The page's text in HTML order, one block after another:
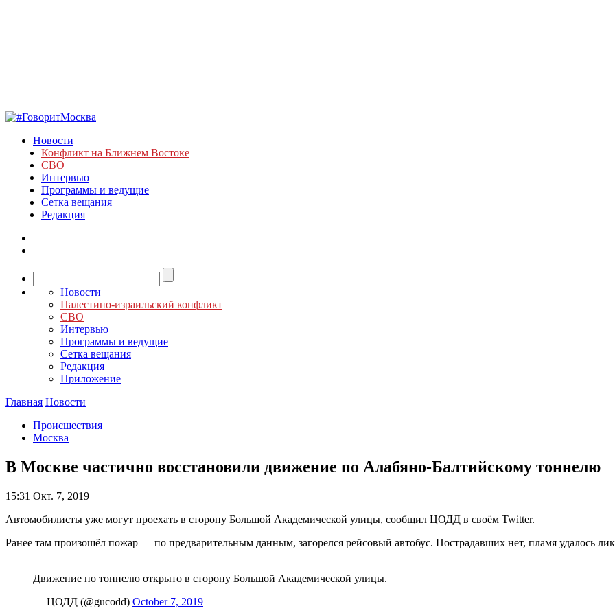
Новости
Конфликт на Ближнем Востоке
СВО
Интервью
Программы и ведущие
Сетка вещания
Редакция
Новости
Палестино-израильский конфликт
СВО
Интервью
Программы и ведущие
Сетка вещания
Редакция
Приложение
Главная Новости
Происшествия
Москва
В Москве частично восстановили движение по Алабяно-Балтийскому тоннелю
15:31 Окт. 7, 2019
Автомобилисты уже могут проехать в сторону Большой Академической улицы, сообщил ЦОДД в своём Twitter.
Ранее там произошёл пожар — по предварительным данным, загорелся рейсовый автобус. Пострадавших нет, пламя удалось
Движение по тоннелю открыто в сторону Большой Академической улицы.
— ЦОДД (@gucodd) October 7, 2019